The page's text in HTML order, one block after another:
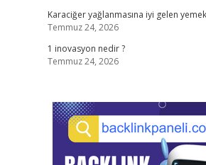
Karaciğer yağlanmasına iyi gelen
Temmuz 24, 2026
1 inovasyon nedir ?
Temmuz 24, 2026